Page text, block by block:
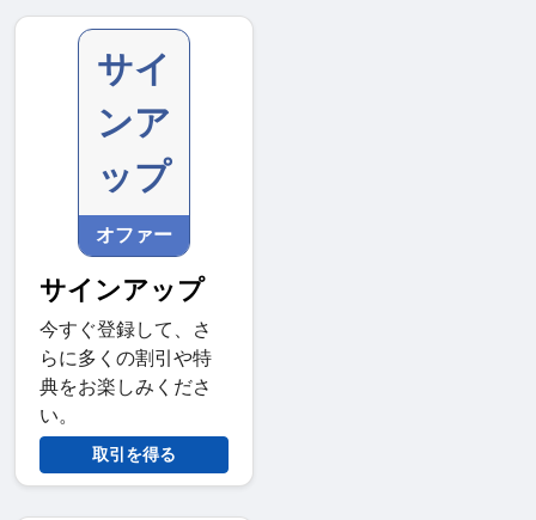
サイ
ンア
ップ
オファー
サインアップ
今すぐ登録して、さ
らに多くの割引や特
典をお楽しみくださ
い。
取引を得る